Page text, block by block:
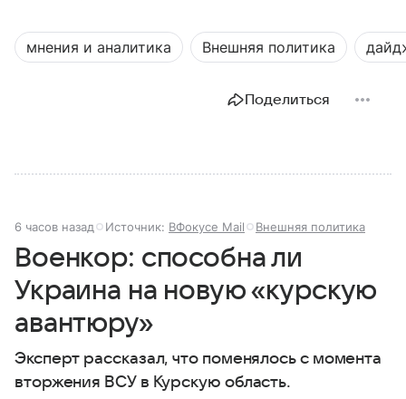
мнения и аналитика Внешняя политика
Поделиться
6 часов назад Источник: ВФокусе Mail Внешняя политика
Военкор: способна ли
Украина на новую «курскую
авантюру»
Эксперт рассказал, что поменялось с момента
вторжения ВСУ в Курскую область.